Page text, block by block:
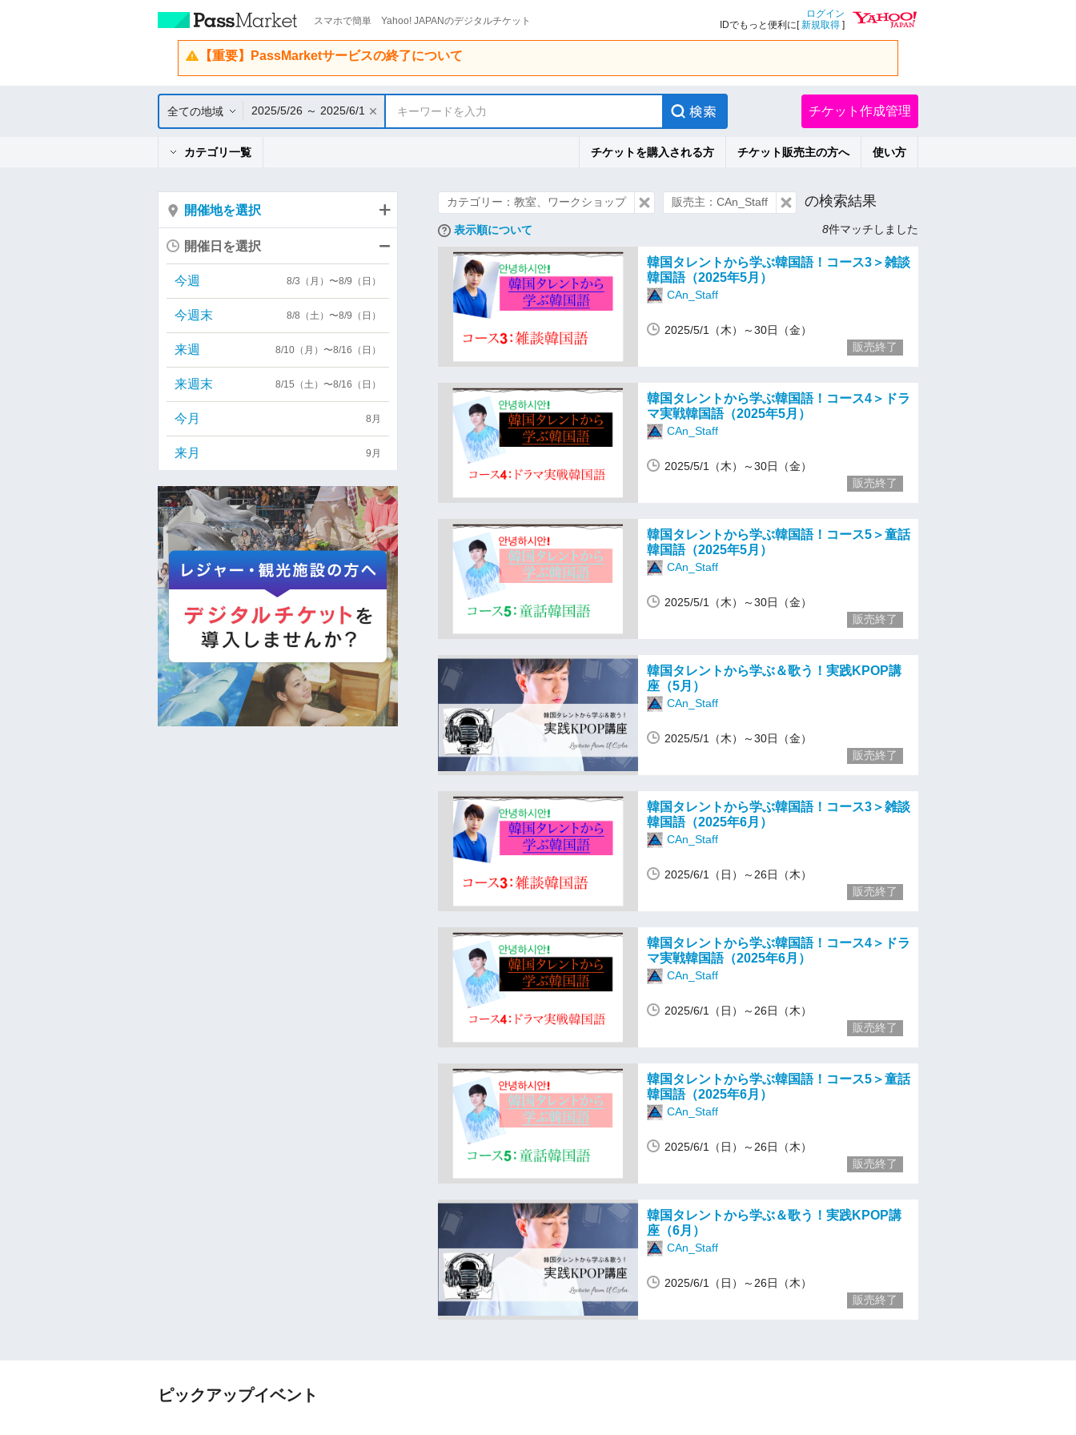
スマホで簡単 Yahoo! JAPANのデジタルチケット
ログイン
IDでもっと便利に[新規取得 ]
【重要】PassMarketサービスの終了について
全ての地域 2025/5/26 ～ 2025/6/1 キーワードを入力 チケット作成管理
カテゴリ一覧 チケットを購入される方 チケット販売主の方へ 使い方
カテゴリー：教室、ワークショップ 販売主：CAn_Staff の検索結果
表示順について 8件マッチしました
韓国タレントから学ぶ韓国語！コース3＞雑談
韓国語（2025年5月）
CAn_Staff
2025/5/1（木）～30日（金）
販売終了
韓国タレントから学ぶ韓国語！コース4＞ドラ
マ実戦韓国語（2025年5月）
CAn_Staff
2025/5/1（木）～30日（金）
販売終了
韓国タレントから学ぶ韓国語！コース5＞童話
韓国語（2025年5月）
CAn_Staff
2025/5/1（木）～30日（金）
販売終了
韓国タレントから学ぶ＆歌う！実践KPOP講
座（5月）
CAn_Staff
2025/5/1（木）～30日（金）
販売終了
韓国タレントから学ぶ韓国語！コース3＞雑談
韓国語（2025年6月）
CAn_Staff
2025/6/1（日）～26日（木）
販売終了
韓国タレントから学ぶ韓国語！コース4＞ドラ
マ実戦韓国語（2025年6月）
CAn_Staff
2025/6/1（日）～26日（木）
販売終了
韓国タレントから学ぶ韓国語！コース5＞童話
韓国語（2025年6月）
CAn_Staff
2025/6/1（日）～26日（木）
販売終了
韓国タレントから学ぶ＆歌う！実践KPOP講
座（6月）
CAn_Staff
2025/6/1（日）～26日（木）
販売終了
開催地を選択
開催日を選択
今週 8/3（月）〜8/9（日）
今週末 8/8（土）〜8/9（日）
来週 8/10（月）〜8/16（日）
来週末 8/15（土）〜8/16（日）
今月 8月
来月 9月
ピックアップイベント